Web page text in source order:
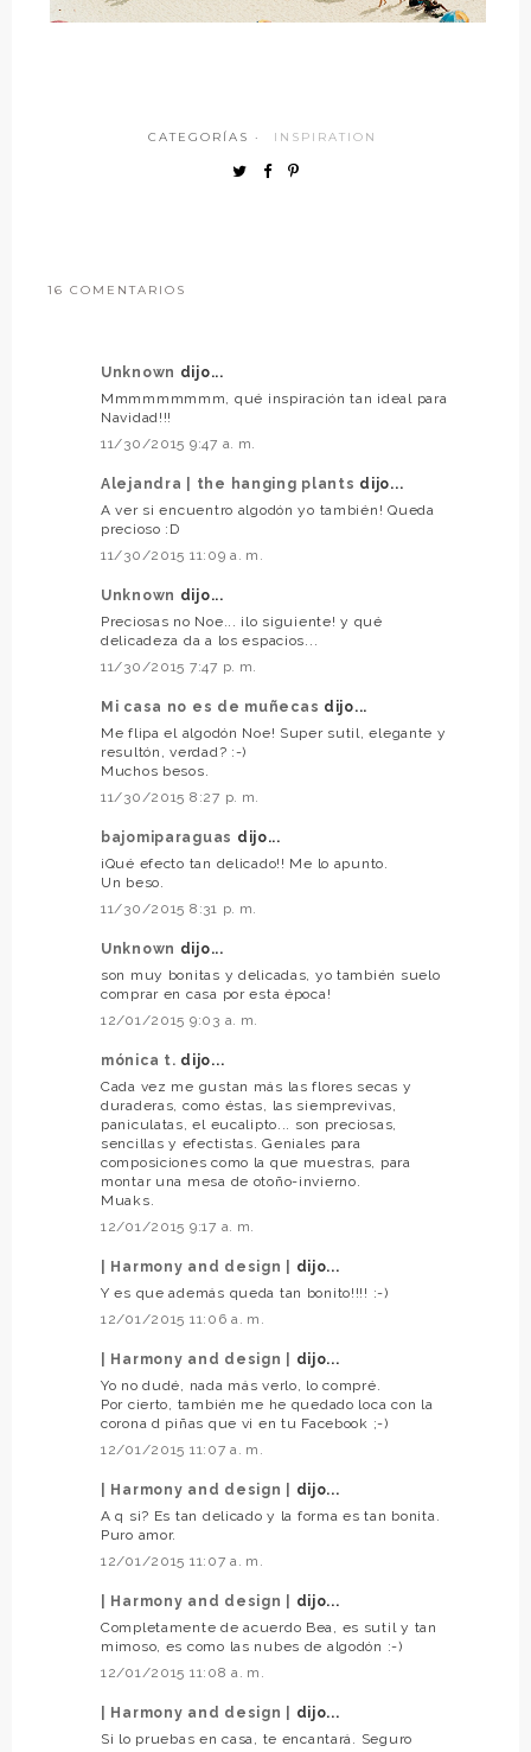
CATEGORÍAS · INSPIRATION
16 COMENTARIOS
Unknown dijo...
Mmmmmmmmm, qué inspiración tan ideal para
Navidad!!!
11/30/2015 9:47 a. m.
Alejandra | the hanging plants dijo...
A ver si encuentro algodón yo también! Queda
precioso :D
11/30/2015 11:09 a. m.
Unknown dijo...
Preciosas no Noe... ¡lo siguiente! y qué
delicadeza da a los espacios...
11/30/2015 7:47 p. m.
Mi casa no es de muñecas dijo...
Me flipa el algodón Noe! Super sutil, elegante y
resultón, verdad? :-)
Muchos besos.
11/30/2015 8:27 p. m.
bajomiparaguas dijo...
¡Qué efecto tan delicado!! Me lo apunto.
Un beso.
11/30/2015 8:31 p. m.
Unknown dijo...
son muy bonitas y delicadas, yo también suelo
comprar en casa por esta época!
12/01/2015 9:03 a. m.
mónica t. dijo...
Cada vez me gustan más las flores secas y
duraderas, como éstas, las siemprevivas,
paniculatas, el eucalipto... son preciosas,
sencillas y efectistas. Geniales para
composiciones como la que muestras, para
montar una mesa de otoño-invierno.
Muaks.
12/01/2015 9:17 a. m.
| Harmony and design |
dijo...
Y es que además queda tan bonito!!!! :-)
12/01/2015 11:06 a. m.
| Harmony and design |
dijo...
Yo no dudé, nada más verlo, lo compré.
Por cierto, también me he quedado loca con la
corona d piñas que vi en tu Facebook ;-)
12/01/2015 11:07 a. m.
| Harmony and design |
dijo...
A q si? Es tan delicado y la forma es tan bonita.
Puro amor.
12/01/2015 11:07 a. m.
| Harmony and design |
dijo...
Completamente de acuerdo Bea, es sutil y tan
mimoso, es como las nubes de algodón :-)
12/01/2015 11:08 a. m.
| Harmony and design |
dijo...
Si lo pruebas en casa, te encantará. Seguro